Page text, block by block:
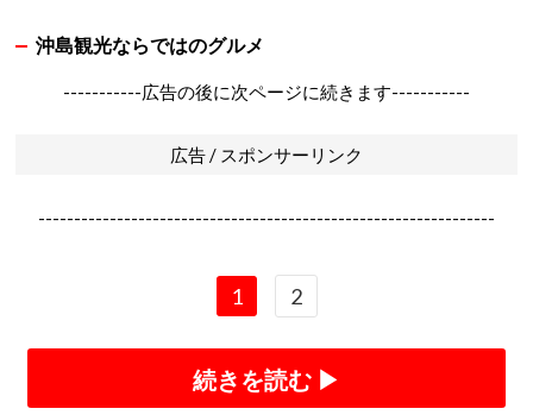
沖島観光ならではのグルメ
-----------広告の後に次ページに続きます-----------
広告 / スポンサーリンク
----------------------------------------------------------------
1 2
続きを読む ▶